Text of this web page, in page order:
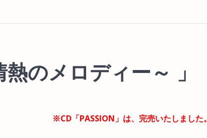
のメロディー～ 」
※CD「PASSION」は、完売いたしました。